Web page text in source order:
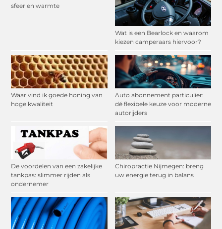
sfeer en warmte
Wat is een Bearlock en waarom
kiezen camperaars hiervoor?
Waar vind ik goede honing van
hoge kwaliteit
Auto abonnement particulier:
dé flexibele keuze voor moderne
autorijders
De voordelen van een zakelijke
tankpas: slimmer rijden als
ondernemer
Chiropractie Nijmegen: breng
uw energie terug in balans